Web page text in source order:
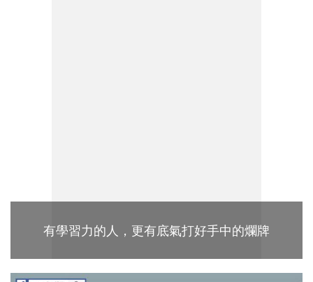
有學習力的人，更有底氣打好手中的爛牌